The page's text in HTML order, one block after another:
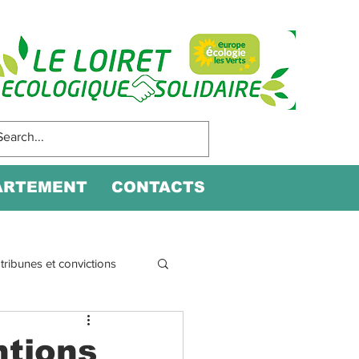
et convictions
CONTACTS